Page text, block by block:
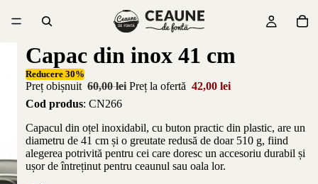
Capac din inox 41 cm
Reducere 30%
Preț obișnuit 60,00 lei Preț la ofertă 42,00 lei
Cod produs: CN266
Capacul din oțel inoxidabil, cu buton practic din plastic, are un
diametru de 41 cm și o greutate redusă de doar 510 g, fiind
alegerea potrivită pentru cei care doresc un accesoriu durabil și
ușor de întreținut pentru ceaunul sau oala lor.